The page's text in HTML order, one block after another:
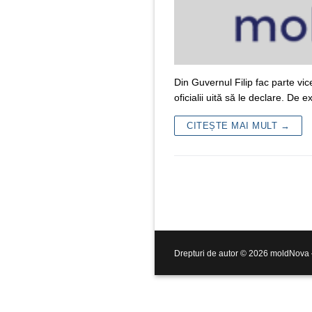
Din Guvernul Filip fac parte
oficialii uită să le declare. De
CITEȘTE MAI MULT →
Drepturi de autor © 2026 moldNova